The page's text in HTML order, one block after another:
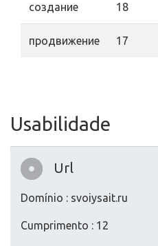
создание 18
продвижение 17
Usabilidade
Url
Domínio : svoiysait.ru
Cumprimento : 12